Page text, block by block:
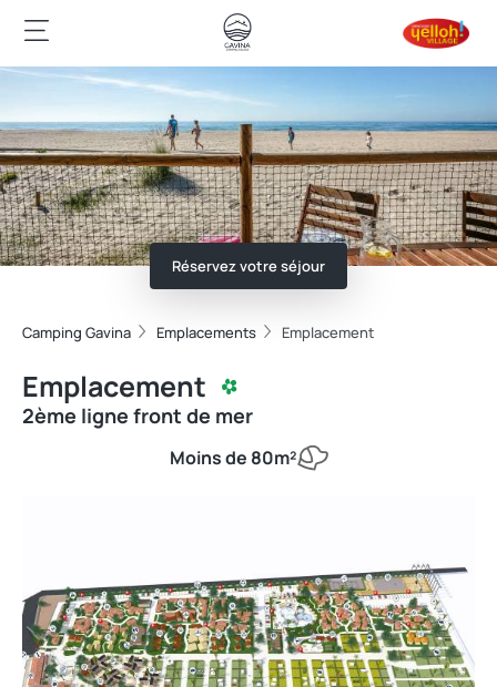
Réservez votre séjour
Camping Gavina Emplacements Emplacement
Emplacement
2ème ligne front de mer
Moins de 80m²